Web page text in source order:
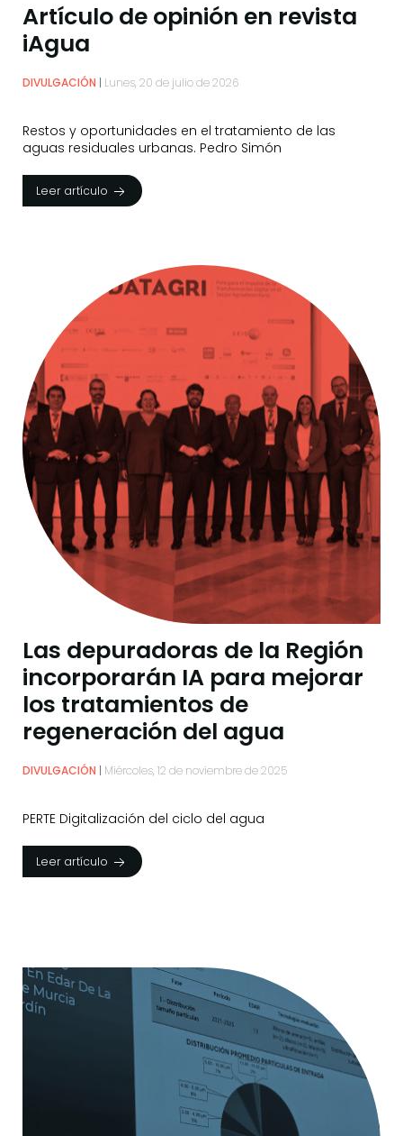
Artículo de opinión en revista
iAgua
DIVULGACIÓN Lunes, 20 de julio de 2026
Restos y oportunidades en el tratamiento de las
aguas residuales urbanas. Pedro Simón
Leer artículo
Las depuradoras de la Región
incorporarán IA para mejorar
los tratamientos de
regeneración del agua
DIVULGACIÓN Miércoles, 12 de noviembre de 2025
PERTE Digitalización del ciclo del agua
Leer artículo